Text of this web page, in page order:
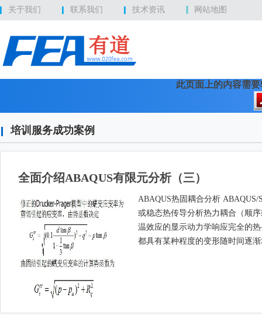
关于我们 联系我们 技术资讯 网站地图
此页面上的内容需
培训服务成功案例
全面介绍ABAQUS有限元分析（三）
ABAQUS热固耦合分析
或稳态热传导分析热力耦合（顺
温效应的显示动力学响应完全的
都具有某种程度的变形随时间逐